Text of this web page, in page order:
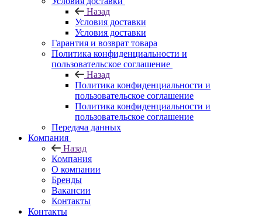
Назад
Условия доставки
Условия доставки
Гарантия и возврат товара
Политика конфиденциальности и
пользовательское соглашение
Назад
Политика конфиденциальности и
пользовательское соглашение
Политика конфиденциальности и
пользовательское соглашение
Передача данных
Компания
Назад
Компания
О компании
Бренды
Вакансии
Контакты
Контакты